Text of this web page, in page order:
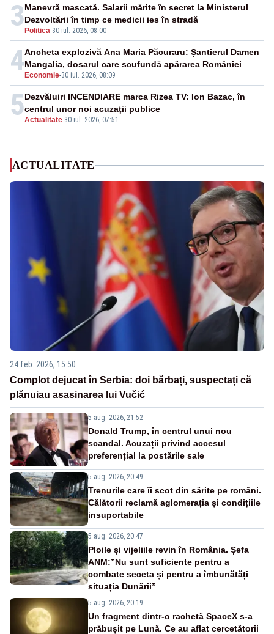
3 Politica-30 iul. 2026, 08:00
Manevră mascată. Salarii mărite în secret la Ministerul
Dezvoltării în timp ce medicii ies în stradă
4 Economie-30 iul. 2026, 08:09
Ancheta explozivă Ana Maria Păcuraru: Șantierul Damen
Mangalia, dosarul care scufundă apărarea României
5Actualitate-30 iul. 2026, 07:51
Dezvăluiri INCENDIARE marca Rizea TV: Ion Bazac, în
centrul unor noi acuzații publice
ACTUALITATE
24 feb. 2026, 15:50
Complot dejucat în Serbia: doi bărbați, suspectați că
plănuiau asasinarea lui Vučić
5 aug. 2026, 21:52
Donald Trump, în centrul unui nou
scandal. Acuzații privind accesul
preferențial la postările sale
5 aug. 2026, 20:49
Trenurile care îi scot din sărite pe români.
Călătorii reclamă aglomerația și condițiile
insuportabile
5 aug. 2026, 20:47
Ploile și vijeliile revin în România. Șefa
ANM:”Nu sunt suficiente pentru a
combate seceta și pentru a îmbunătăți
situația Dunării”
5 aug. 2026, 20:19
Un fragment dintr-o rachetă SpaceX s-a
prăbușit pe Lună. Ce au aflat cercetătorii